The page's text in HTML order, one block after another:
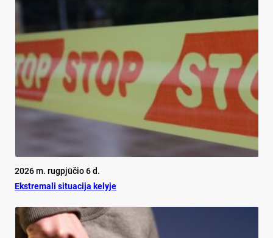
2026 m. rugpjūčio 6 d.
Ekst­re­ma­li si­tua­ci­ja ke­ly­je